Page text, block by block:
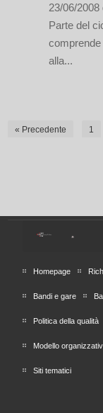
23/06/
Parte del
alla...
« Precedente 1
Homepage
Bandi e gare
Politica della qualità
Modello
Siti tematici